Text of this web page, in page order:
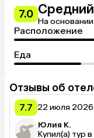
7.0
На
Расположение
Еда
Отзывы об
7.7 22 июля 2026
Юлия К.
Купил(а) тур